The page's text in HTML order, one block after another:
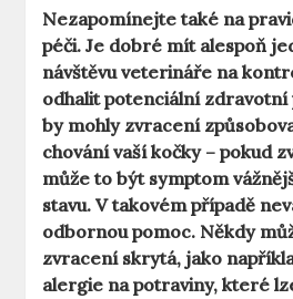
Nezapomínejte také na
péči. Je dobré mít alespoň
návštěvu veterináře na
odhalit potenciální
by mohly zvracení
chování vaší kočky – pokud
může to být symptom
stavu. V takovém případě
odbornou pomoc. Někdy
zvracení skrytá, jako
alergie na potraviny, které